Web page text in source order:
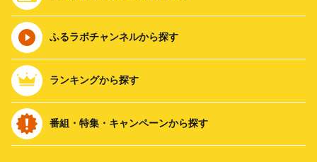
ふるラボチャンネルから探す
ランキングから探す
番組・特集・キャンペーンから探す